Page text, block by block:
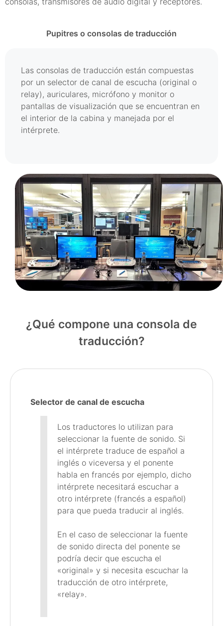
Pupitres o consolas de traducción
Las consolas de traducción están compuestas
por un selector de canal de escucha (original o
relay), auriculares, micrófono y monitor o
pantallas de visualización que se encuentran en
el interior de la cabina y manejada por el
intérprete.
¿Qué compone una consola de
traducción?
Selector de canal de escucha
Los traductores lo utilizan para
seleccionar la fuente de sonido. Si
el intérprete traduce de español a
inglés o viceversa y el ponente
habla en francés por ejemplo, dicho
intérprete necesitará escuchar a
otro intérprete (francés a español)
para que pueda traducir al inglés.
En el caso de seleccionar la fuente
de sonido directa del ponente se
podría decir que escucha el
«original» y si necesita escuchar la
traducción de otro intérprete,
«relay».